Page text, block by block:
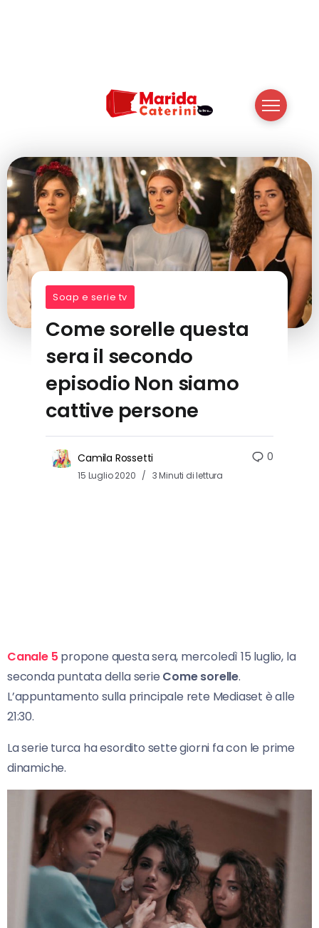
Soap e serie tv
Come sorelle questa
sera il secondo
episodio Non siamo
cattive persone
Camila Rossetti
15 Luglio 2020 3 Minuti di lettura
0
Canale 5 propone questa sera, mercoledì 15 luglio, la
seconda puntata della serie Come sorelle.
L’appuntamento sulla principale rete Mediaset è alle
21:30.
La serie turca ha esordito sette giorni fa con le prime
dinamiche.